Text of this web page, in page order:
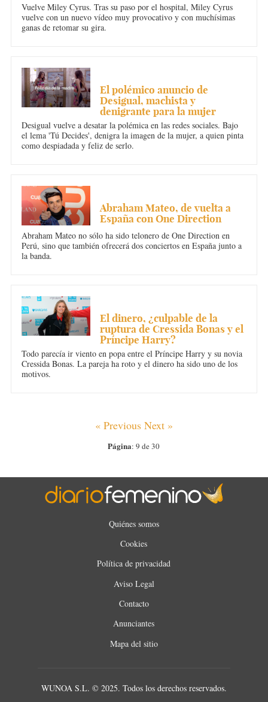
Vuelve Miley Cyrus. Tras su paso por el hospital, Miley Cyrus
vuelve con un nuevo vídeo muy provocativo y con muchísimas
ganas de retomar su gira.
El polémico anuncio de
Desigual, machista y
denigrante para la mujer
Desigual vuelve a desatar la polémica en las redes sociales. Bajo
el lema 'Tú Decides', denigra la imagen de la mujer, a quien pinta
como despiadada y feliz de serlo.
Abraham Mateo, de vuelta a
España con One Direction
Abraham Mateo no sólo ha sido telonero de One Direction en
Perú, sino que también ofrecerá dos conciertos en España junto a
la banda.
El dinero, ¿culpable de la
ruptura de Cressida Bonas y el
Príncipe Harry?
Todo parecía ir viento en popa entre el Príncipe Harry y su novia
Cressida Bonas. La pareja ha roto y el dinero ha sido uno de los
motivos.
« Previous Next »
Página: 9 de 30
Quiénes somos
Cookies
Política de privacidad
Aviso Legal
Contacto
Anunciantes
Mapa del sitio
WUNOA S.L. © 2025. Todos los derechos reservados.